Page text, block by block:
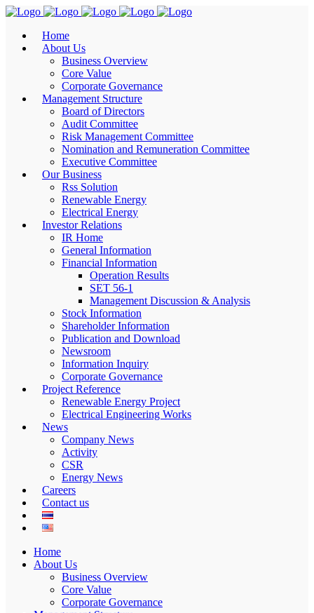
Home
About Us
Business Overview
Core Value
Corporate Governance
Management Structure
Board of Directors
Audit Committee
Risk Management Committee
Nomination and Remuneration Committee
Executive Committee
Our Business
Rss Solution
Renewable Energy
Electrical Energy
Investor Relations
IR Home
General Information
Financial Information
Operation Results
SET 56-1
Management Discussion & Analysis
Stock Information
Shareholder Information
Publication and Download
Newsroom
Information Inquiry
Corporate Governance
Project Reference
Renewable Energy Project
Electrical Engineering Works
News
Company News
Activity
CSR
Energy News
Careers
Contact us
Home
About Us
Business Overview
Core Value
Corporate Governance